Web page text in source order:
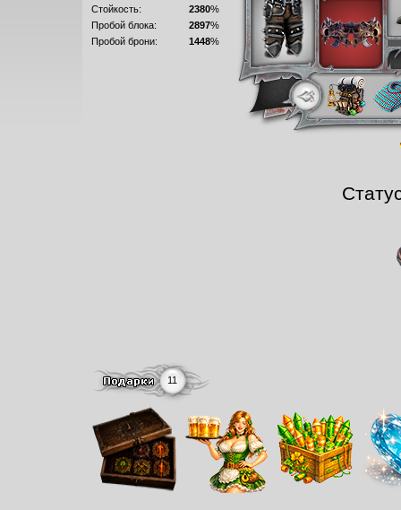
Стойкость:
2380%
Пробой блока:
2897%
Пробой брони:
1448%
11